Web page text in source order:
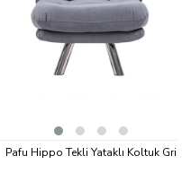
Pafu Hippo Tekli Yataklı Koltuk Gri